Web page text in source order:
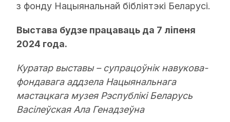
з фонду Нацыянальнай бібліятэкі Беларусі.
Выстава будзе працаваць да 7 ліпеня
2024 года.
Куратар выставы – супрацоўнік навукова-
фондавага аддзела Нацыянальнага
мастацкага музея Рэспублікі Беларусь
Васілеўская Ала Генадзеўна